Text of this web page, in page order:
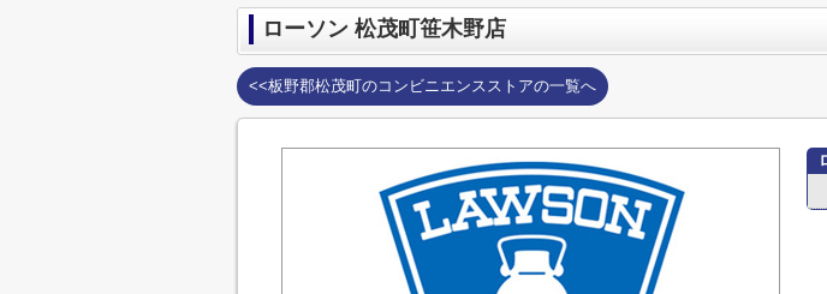
ローソン 松茂町笹木野店
<<板野郡松茂町のコンビニエンスストアの一覧へ